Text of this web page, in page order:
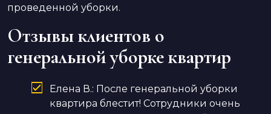
проведенной уборки.
Отзывы клиентов о
генеральной уборке квартир
Елена В.: После генеральной уборки
квартира блестит! Сотрудники очень